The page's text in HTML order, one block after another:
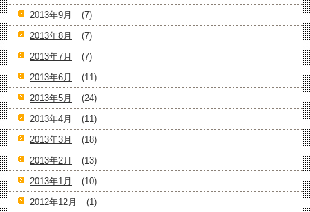
2013年9月
(7)
2013年8月
(7)
2013年7月
(7)
2013年6月
(11)
2013年5月
(24)
2013年4月
(11)
2013年3月
(18)
2013年2月
(13)
2013年1月
(10)
2012年12月
(1)